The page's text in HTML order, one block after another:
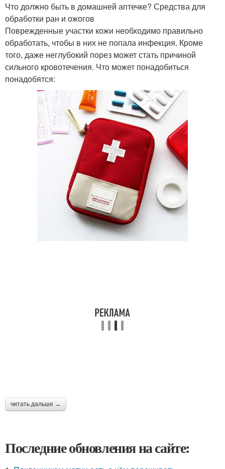
Что должно быть в домашней аптечке? Средства для
обработки ран и ожогов
Поврежденные участки кожи необходимо правильно
обработать, чтобы в них не попала инфекция. Кроме
того, даже неглубокий порез может стать причиной
сильного кровотечения. Что может понадобиться
понадобятся:
читать дальше →
Последние обновления на сайте: